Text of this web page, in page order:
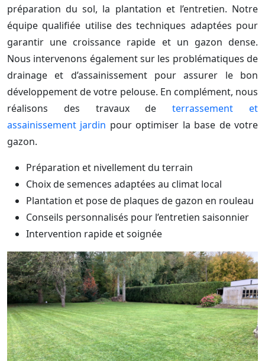
préparation du sol, la plantation et l’entretien. Notre
équipe qualifiée utilise des techniques adaptées pour
garantir une croissance rapide et un gazon dense.
Nous intervenons également sur les problématiques de
drainage et d’assainissement pour assurer le bon
développement de votre pelouse. En complément, nous
réalisons des travaux deterrassement et
assainissement jardin pour optimiser la base de votre
gazon.
Préparation et nivellement du terrain
Choix de semences adaptées au climat local
Plantation et pose de plaques de gazon en rouleau
Conseils personnalisés pour l’entretien saisonnier
Intervention rapide et soignée